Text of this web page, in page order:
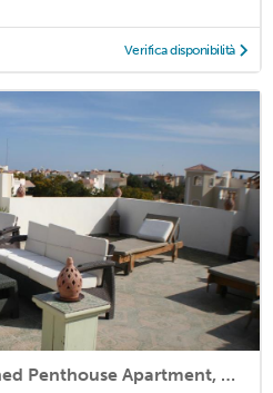
Verifica disponibilità
A Beautiful, Family-owned Penthouse Apartment, Overlooking the Red Sea Hurghada